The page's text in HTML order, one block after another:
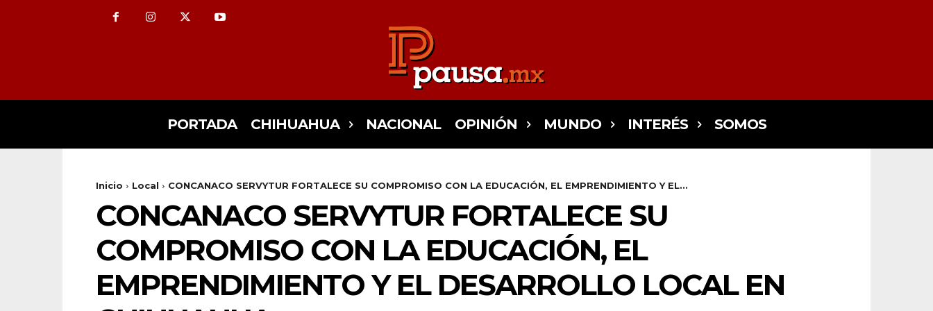
PORTADA CHIHUAHUA NACIONAL OPINIÓN MUNDO INTERÉS SOMOS
Inicio Local CONCANACO SERVYTUR FORTALECE SU COMPROMISO CON LA EDUCACIÓN, EL EMPRENDIMIENTO Y EL...
CONCANACO SERVYTUR FORTALECE SU
COMPROMISO CON LA EDUCACIÓN, EL
EMPRENDIMIENTO Y EL DESARROLLO LOCAL EN